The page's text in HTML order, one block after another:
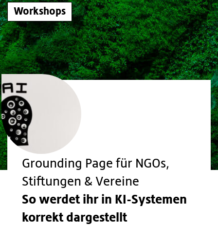
Workshops
Grounding Page für NGOs,
Stiftungen & Vereine
So werdet ihr in KI-Systemen
korrekt dargestellt